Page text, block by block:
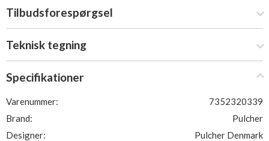
Tilbudsforespørgsel
Teknisk tegning
Specifikationer
Varenummer:
7352320339
Brand:
Pulcher
Designer:
Pulcher Denmark